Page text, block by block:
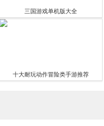
三国游戏单机版大全
十大耐玩动作冒险类手游推荐